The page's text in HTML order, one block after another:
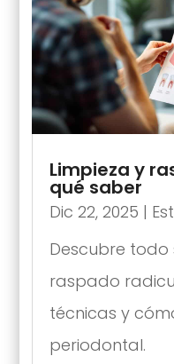
Limpieza y
qué saber
Dic 22, 2025 |
Descubre todo
raspado
técnicas y
periodontal.